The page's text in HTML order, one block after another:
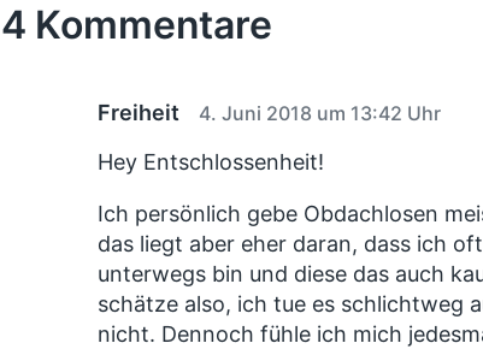
c
c
g
4 Kommentare
Freiheit 4. Juni 2018 um 13:42 Uhr
Hey Entschlossenheit!
Ich persönlich gebe Obdachlosen
das liegt aber eher daran, dass ich
unterwegs bin und diese das auch
schätze also, ich tue es schlichtweg
nicht. Dennoch fühle ich mich